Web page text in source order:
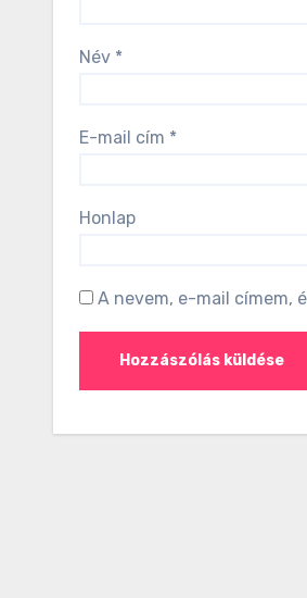
Név *
E-mail cím *
Honlap
A nevem, e-mail címem,